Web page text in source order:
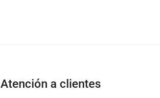
Atención a clientes